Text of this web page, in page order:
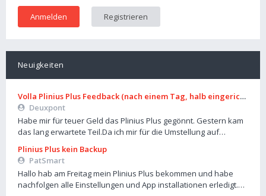
Registrieren
Neuigkeiten
Volla Plinius Plus Feedback (nach einem Tag, halb eingerichtet)
Deuxpont
Habe mir für teuer Geld das Plinius Plus gegönnt. Gestern kam
das lang erwartete Teil.Da ich mir für die Umstellung auf…
Plinius Plus kein Backup
PatSmart
Hallo hab am Freitag mein Plinius Plus bekommen und habe
nachfolgen alle Einstellungen und App installationen erledigt.…